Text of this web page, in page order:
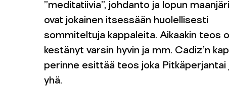
”meditatiivia”, johdanto ja lopun
ovat jokainen itsessään huolellisesti
sommiteltuja kappaleita. Aikaakin teos
kestänyt varsin hyvin ja mm. Cadiz’n
perinne esittää teos joka Pitkäperjantai
yhä.